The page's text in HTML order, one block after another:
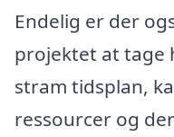
Endelig er der
projektet at tage
stram tidsplan,
ressourcer og